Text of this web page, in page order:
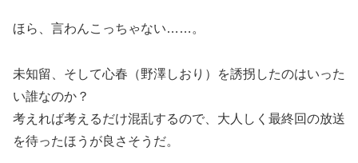
ほら、言わんこっちゃない……。
未知留、そして心春（野澤しおり）を誘拐したのはいった
い誰なのか？
考えれば考えるだけ混乱するので、大人しく最終回の放送
を待ったほうが良さそうだ。